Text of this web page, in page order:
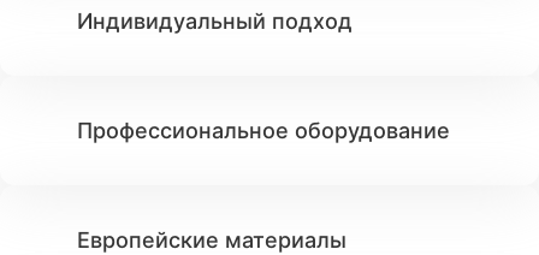
Индивидуальный подход
Профессиональное оборудование
Европейские материалы